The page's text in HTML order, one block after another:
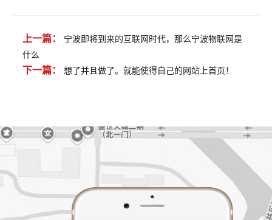
上一篇：
宁波即将到来的互联网时代，那么宁波物联网是
什么
下一篇： 想了并且做了。就能使得自己的网站上首页！